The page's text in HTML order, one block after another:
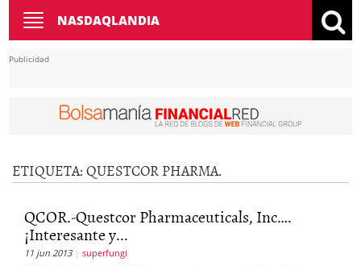
Toggle
navigation
NASDAQLANDIA
Publicidad
ETIQUETA: QUESTCOR PHARMA.
QCOR.-Questcor Pharmaceuticals, Inc….
¡Interesante y...
11 jun 2013 superfungi